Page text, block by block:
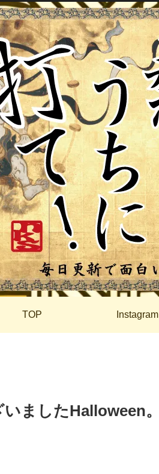
TOP Instagram
ましたHalloween。